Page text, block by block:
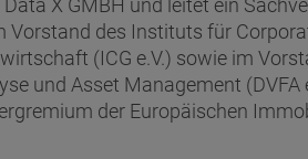
Vorstand des Instituts für
(ICG e.V.) sowie im
und Asset Management (DVFA
der Europäischen